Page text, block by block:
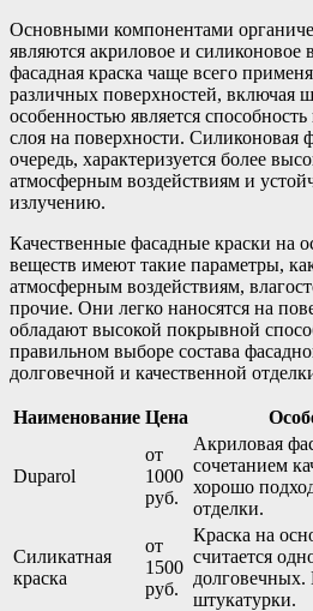
Основными компонентами
являются акриловое и силиконовое
фасадная краска чаще всего
различных поверхностей, включая
особенностью является
слоя на поверхности. Силиконовая
очередь, характеризуется более
атмосферным воздействиям и
излучению.
Качественные фасадные краски на
веществ имеют такие параметры,
атмосферным воздействиям,
прочие. Они легко наносятся на
обладают высокой покрывной
правильном выборе состава
долговечной и качественной
Наименование Цена
Duparol
от
1000
руб.
Акриловая
сочетанием
хорошо
отделки.
Силикатная
краска
от
1500
руб.
Краска на
считается
долговечных.
штукатурки.